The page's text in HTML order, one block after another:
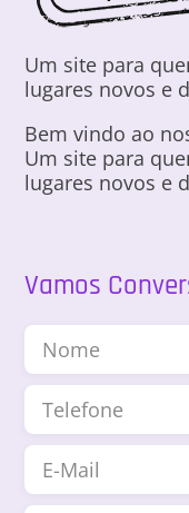
Um site para
lugares novos e
Bem vindo ao
Um site para
lugares novos e
Vamos